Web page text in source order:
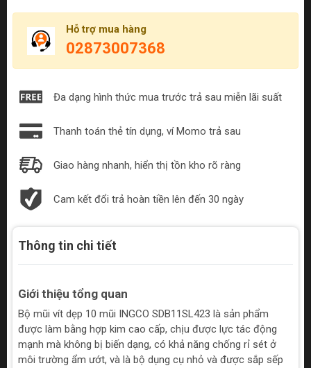
Hỗ trợ mua hàng
02873007368
Đa dạng hình thức mua trước trả sau miễn lãi suất
Thanh toán thẻ tín dụng, ví Momo trả sau
Giao hàng nhanh, hiển thị tồn kho rõ ràng
Cam kết đổi trả hoàn tiền lên đến 30 ngày
Thông tin chi tiết
Giới thiệu tổng quan
Bộ mũi vít dẹp 10 mũi INGCO SDB11SL423 là sản phẩm
được làm bằng hợp kim cao cấp, chịu được lực tác động
mạnh mà không bị biến dạng, có khả năng chống rỉ sét ở
môi trường ẩm ướt, và là bộ dụng cụ nhỏ và được sắp sếp